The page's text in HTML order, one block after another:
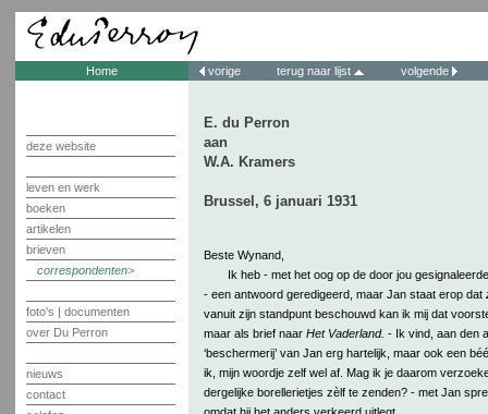
Home
deze website
leven en werk
boeken
artikelen
brieven
correspondenten
foto's | documenten
over Du Perron
nieuws
contact
vorige terug naar lijst volgende
E. du Perron
aan
W.A. Kramers
Brussel, 6 januari 1931
Beste Wynand,
Ik heb - met het oog op de door jou
- een antwoord geredigeerd, maar Jan staat erop dat
vanuit zijn standpunt beschouwd kan ik mij dat
maar als brief naar Het Vaderland. - Ik vind, aan den
‘beschermerij’ van Jan erg hartelijk, maar ook een
ik, mijn woordje zelf wel af. Mag ik je daarom
dergelijke borellerietjes zèlf te zenden? - met Jan